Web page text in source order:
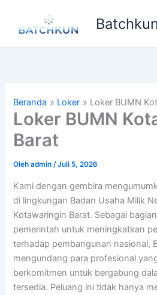
konten
Batchkun
Beranda Loker Loker BUMN
Loker BUMN
Barat
Olehadmin/Juli 5, 2026
Kami dengan gembira
di lingkungan Badan Usaha Milik
Kotawaringin Barat. Sebagai
pemerintah untuk meningkatkan
terhadap pembangunan nasional,
mengundang para profesional
berkomitmen untuk bergabung
tersedia. Peluang ini tidak hanya